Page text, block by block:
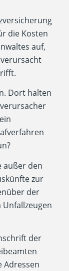
die Kosten
auf,
Dort halten
außer den
zur
der
der
Adressen